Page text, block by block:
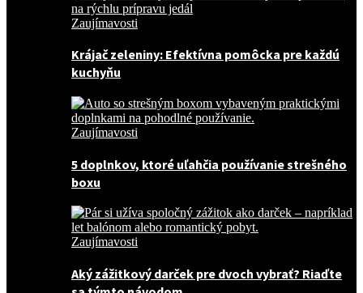
Zaujímavosti
Krájač zeleniny: Efektívna pomôcka pre každú
kuchyňu
Zaujímavosti
5 doplnkov, ktoré uľahčia používanie strešného
boxu
Zaujímavosti
Aký zážitkový darček pre dvoch vybrať? Riaďte